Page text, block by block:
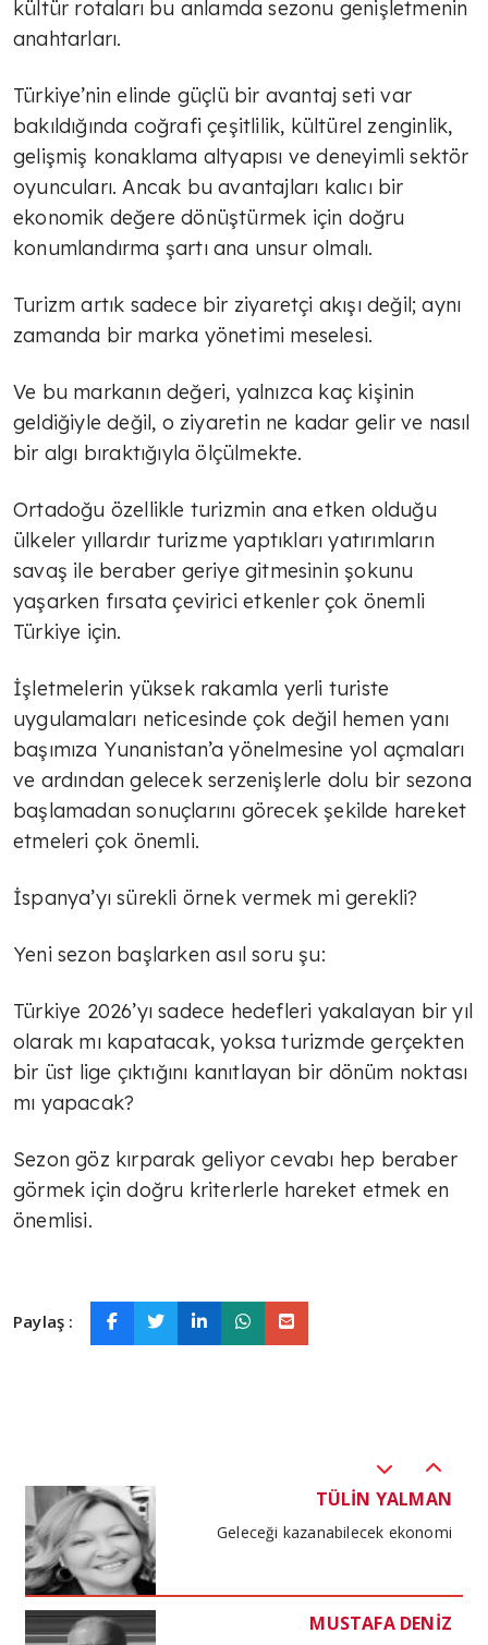
kültür rotaları bu anlamda sezonu genişletmenin
anahtarları.
Türkiye’nin elinde güçlü bir avantaj seti var
bakıldığında coğrafi çeşitlilik, kültürel zenginlik,
gelişmiş konaklama altyapısı ve deneyimli sektör
oyuncuları. Ancak bu avantajları kalıcı bir
ekonomik değere dönüştürmek için doğru
konumlandırma şartı ana unsur olmalı.
Turizm artık sadece bir ziyaretçi akışı değil; aynı
zamanda bir marka yönetimi meselesi.
Ve bu markanın değeri, yalnızca kaç kişinin
geldiğiyle değil, o ziyaretin ne kadar gelir ve nasıl
bir algı bıraktığıyla ölçülmekte.
Ortadoğu özellikle turizmin ana etken olduğu
ülkeler yıllardır turizme yaptıkları yatırımların
savaş ile beraber geriye gitmesinin şokunu
yaşarken fırsata çevirici etkenler çok önemli
Türkiye için.
İşletmelerin yüksek rakamla yerli turiste
uygulamaları neticesinde çok değil hemen yanı
başımıza Yunanistan’a yönelmesine yol açmaları
ve ardından gelecek serzenişlerle dolu bir sezona
başlamadan sonuçlarını görecek şekilde hareket
etmeleri çok önemli.
İspanya’yı sürekli örnek vermek mi gerekli?
Yeni sezon başlarken asıl soru şu:
Türkiye 2026’yı sadece hedefleri yakalayan bir yıl
olarak mı kapatacak, yoksa turizmde gerçekten
bir üst lige çıktığını kanıtlayan bir dönüm noktası
mı yapacak?
Sezon göz kırparak geliyor cevabı hep beraber
görmek için doğru kriterlerle hareket etmek en
önemlisi.
Paylaş :
TÜLİN YALMAN
TÜLİN YALMAN
Şeker deyip geçme
TÜLİN YALMAN
TÜLİN YALMAN
Geçici rahatlama mı çözüm mü?
TÜLİN YALMAN
İlham veren kadınlar
yapan çiftçiler hükümetten destek
taleplerini traktörleri ile…
TÜLİN YALMAN
Tarım geleceğe taşınır mı?
İsrail Fransa'nın holokost suçunu
TÜLİN YALMAN
Böyle olmayacak
Ahmed Şara Ankara'da
TÜLİN YALMAN
Geleceği kazanabilecek ekonomi
MUSTAFA DENİZ